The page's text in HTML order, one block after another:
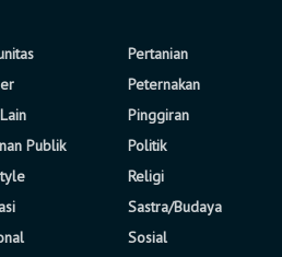
Publik
Pertanian
Peternakan
Pinggiran
Politik
Religi
Sastra/Budaya
Sosial